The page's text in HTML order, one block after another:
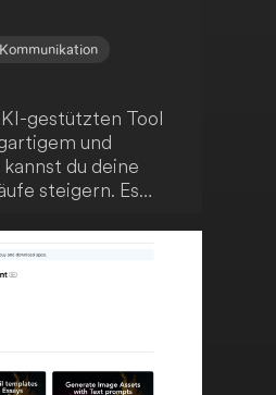
gestützten Tool
und
du deine
steigern. Es
und
liefern. Nutze die
um schnell
wähle aus
für unterschiedliche
vereinfachten